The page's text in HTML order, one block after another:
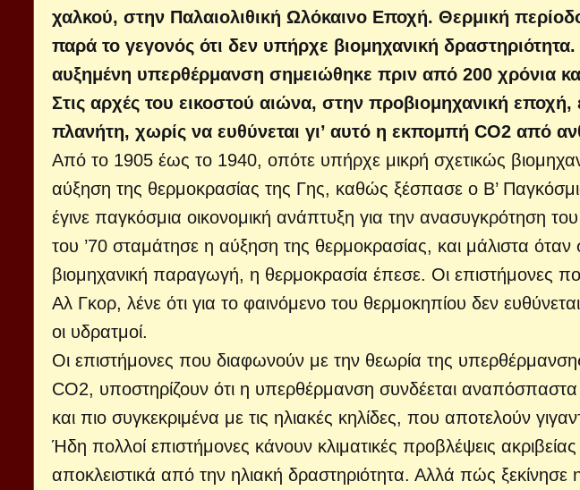
χαλκού, στην Παλαιολιθική Ωλόκαινο Εποχή. Θερμική
παρά το γεγονός ότι δεν υπήρχε βιομηχανική
αυξημένη υπερθέρμανση σημειώθηκε πριν από 200 χρόνια
Στις αρχές του εικοστού αιώνα, στην προβιομηχανική
πλανήτη, χωρίς να ευθύνεται γι’ αυτό η εκπομπή CO2 από
Από το 1905 έως το 1940, οπότε υπήρχε μικρή σχετικώς
αύξηση της θερμοκρασίας της Γης, καθώς ξέσπασε ο Β’
έγινε παγκόσμια οικονομική ανάπτυξη για την ανασυγκρότηση
του ’70 σταμάτησε η αύξηση της θερμοκρασίας, και μάλιστα όταν
βιομηχανική παραγωγή, η θερμοκρασία έπεσε. Οι επιστήμονες
Αλ Γκορ, λένε ότι για το φαινόμενο του θερμοκηπίου δεν
οι υδρατμοί.
Οι επιστήμονες που διαφωνούν με την θεωρία της
CO2, υποστηρίζουν ότι η υπερθέρμανση συνδέεται αναπόσπαστα
και πιο συγκεκριμένα με τις ηλιακές κηλίδες, που αποτελούν
Ήδη πολλοί επιστήμονες κάνουν κλιματικές προβλέψεις
αποκλειστικά από την ηλιακή δραστηριότητα. Αλλά πώς ξεκίνησε